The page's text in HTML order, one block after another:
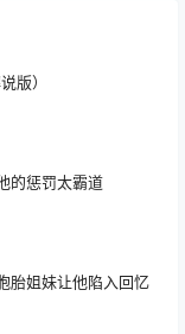
版）
的惩罚太霸道
胎姐妹让他陷入回忆